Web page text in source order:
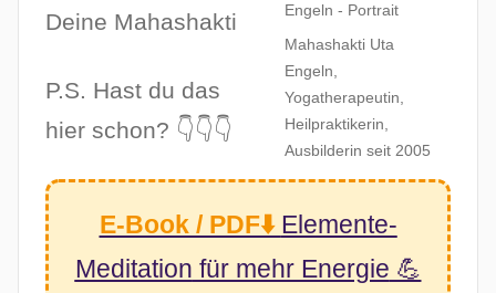
Mahashakti Uta
Engeln,
Yogatherapeutin,
Heilpraktikerin,
Ausbilderin seit 2005
Deine Mahashakti
P.S. Hast du das
hier schon? 👇👇👇
E-Book / PDF⬇️ Elemente-
Meditation für mehr Energie 💪